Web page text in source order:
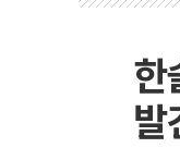
한
발